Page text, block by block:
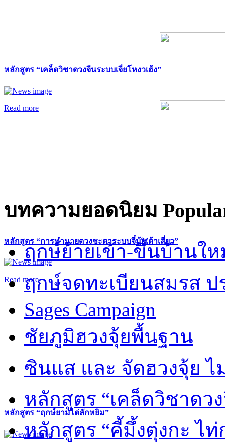
หลักสูตร “เคล็ดวิชาดวงจีนระบบเจี่ยโหงวเฮ้ง”
Read more
หลักสูตร “การทำนายดวงชะตาระบบจี๋มุ้ยเต้าเสี่ยว”
Read more
หลักสูตร “ฤกษ์ยามไต่ลักหยิ่ม”
บทความยอดนิยม
ฤกษ์ย้ายเข้า-ขึ้นบ้านให
ฤกษ์จดทะเบียนสมรส ป
Sages Campaign
ชัยภูมิฮวงจุ้ยพื้นฐาน
ซินแส และ จัดฮวงจุ้ย ไ
หลักสูตร “เคล็ดวิชาดว
หลักสูตร “คี้มึ้งตุ่งกะ ไ